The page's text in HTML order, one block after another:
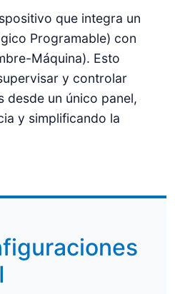
que integra un
Programable) con
Máquina). Esto
y controlar
desde un único panel,
y simplificando la